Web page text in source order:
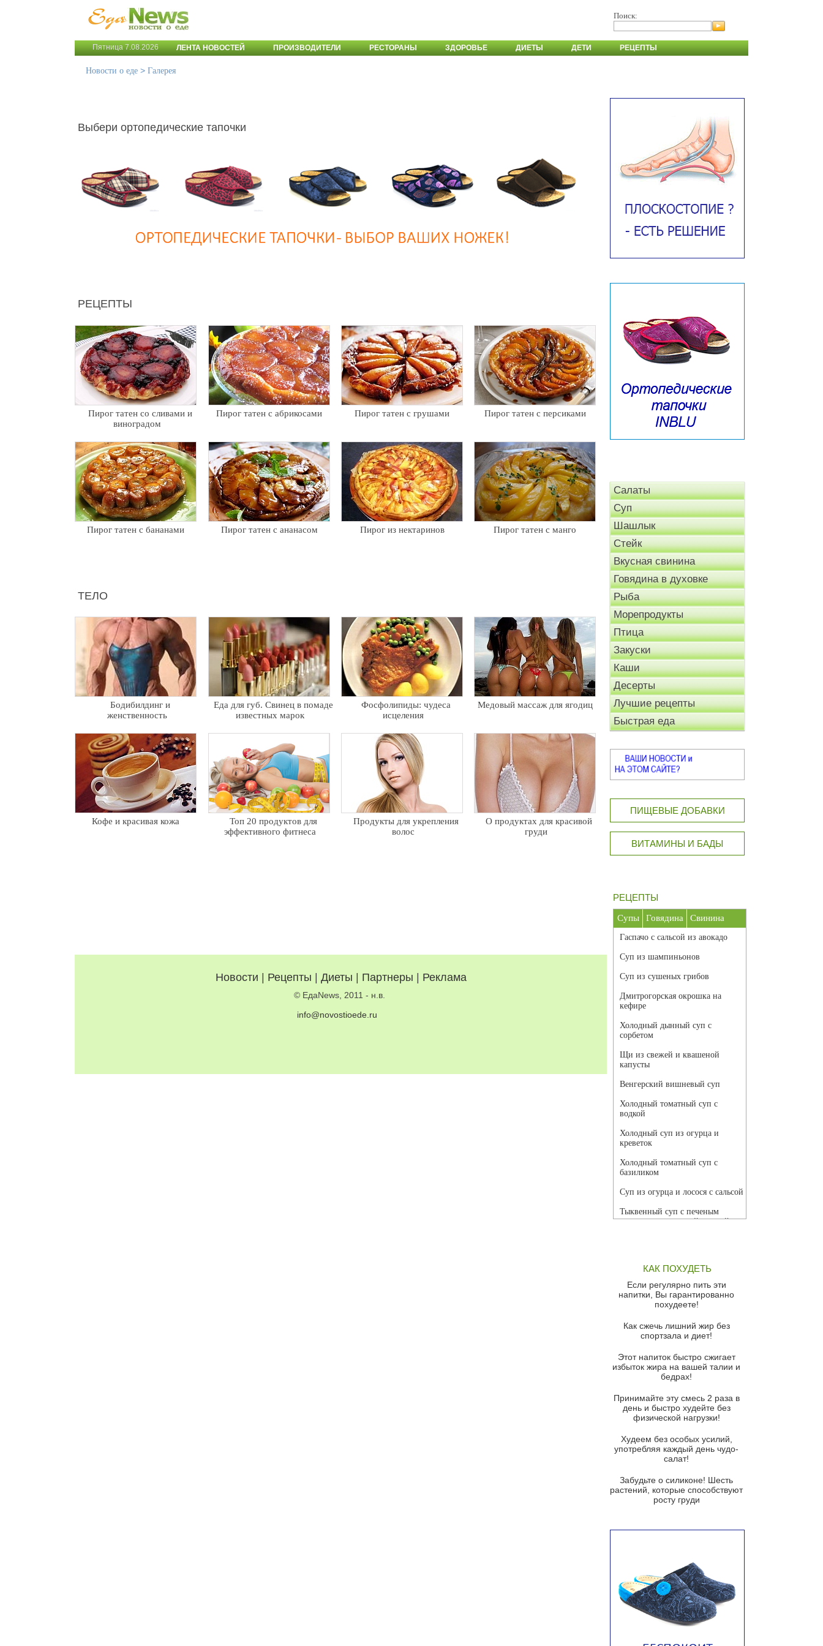
Поиск:
Пятница 7.08.2026 ЛЕНТА НОВОСТЕЙ ПРОИЗВОДИТЕЛИ РЕСТОРАНЫ ЗДОРОВЬЕ ДИЕТЫ ДЕТИ РЕЦЕПТЫ
Новости о еде > Галерея
Выбери ортопедические тапочки
РЕЦЕПТЫ
Пирог татен со сливами и
виноградом
Пирог татен с абрикосами Пирог татен с грушами Пирог татен с персиками
Пирог татен с бананами Пирог татен с ананасом Пирог из нектаринов Пирог татен с манго
ТЕЛО
Бодибилдинг и
женственность
Еда для губ. Свинец в помаде
известных марок
Фосфолипиды: чудеса
исцеления
Медовый массаж для ягодиц
Кофе и красивая кожа
Топ 20 продуктов для
эффективного фитнеса
Продукты для укрепления
волос
О продуктах для красивой
груди
Новости Рецепты Диеты Партнеры Реклама
© ЕдаNews, 2011 - н.в.
info@novostioede.ru
Салаты
Суп
Шашлык
Стейк
Вкусная свинина
Говядина в духовке
Рыба
Морепродукты
Птица
Закуски
Каши
Десерты
Лучшие рецепты
Быстрая еда
ПИЩЕВЫЕ ДОБАВКИ
ВИТАМИНЫ И БАДЫ
РЕЦЕПТЫ
Супы Говядина Свинина
Гаспачо с сальсой из авокадо
Суп из шампиньонов
Суп из сушеных грибов
Дмитрогорская окрошка на
кефире
Холодный дынный суп с
сорбетом
Щи из свежей и квашеной
капусты
Венгерский вишневый суп
Холодный томатный суп с
водкой
Холодный суп из огурца и
креветок
Холодный томатный суп с
базиликом
Суп из огурца и лосося с сальсой
Тыквенный суп с печеным
чесноком и томатной сальсой
красного перца
Парижский луковый суп
Суп из спаржи и горошка с
Суп-крем из цветной капусты
Французский луковый суп
Суп из баклажанов с моцареллой
Грибной крем-суп с кростини с
козьим сыром
Суп мисо с зеленым луком и
тофу
из рукколы
Португальский чесночный суп с
Ирландский картофельный суп
Суп из пастернака
Пряный морковный суп во время
зимних холодов
КАК ПОХУДЕТЬ
Если регулярно пить эти
напитки, Вы гарантированно
похудеете!
Как сжечь лишний жир без
спортзала и диет!
Этот напиток быстро сжигает
избыток жира на вашей талии и
бедрах!
Принимайте эту смесь 2 раза в
день и быстро худейте без
физической нагрузки!
Худеем без особых усилий,
употребляя каждый день чудо-
салат!
Забудьте о силиконе! Шесть
растений, которые способствуют
росту груди